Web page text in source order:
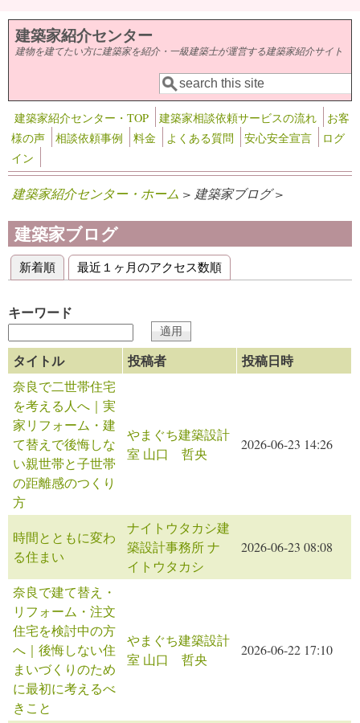
メインコンテンツに移動
建築家紹介センター
建物を建てたい方に建築家を紹介・一級建築士が運営する建築家紹介サイト
検索フォーム
検索
建築家紹介センター・TOP 建築家相談依頼サービスの流れ
お客
様の声
相談依頼事例 料金 よくある質問 安心安全宣言
ログ
イン
建築家紹介センター・ホーム > 建築家ブログ >
建築家ブログ
プライマリータブ
新着順 (アクティブなタブ)
最近１ヶ月のアクセス数順
キーワード
タイトル 投稿者 投稿日時
奈良で二世帯住宅
を考える人へ｜実
家リフォーム・建
て替えで後悔しな
い親世帯と子世帯
の距離感のつくり
方
やまぐち建築設計
室 山口 哲央
2026-06-23 14:26
時間とともに変わ
る住まい
ナイトウタカシ建
築設計事務所 ナ
イトウタカシ
2026-06-23 08:08
奈良で建て替え・
リフォーム・注文
住宅を検討中の方
へ｜後悔しない住
まいづくりのため
に最初に考えるべ
きこと
やまぐち建築設計
室 山口 哲央
2026-06-22 17:10